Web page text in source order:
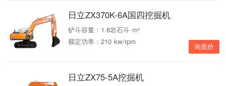
日立ZX370K-6A国四挖掘机
铲斗容量：1.8岩石斗 m³
额定功率：210 kw/rpm
询底价
日立ZX75-5A挖掘机